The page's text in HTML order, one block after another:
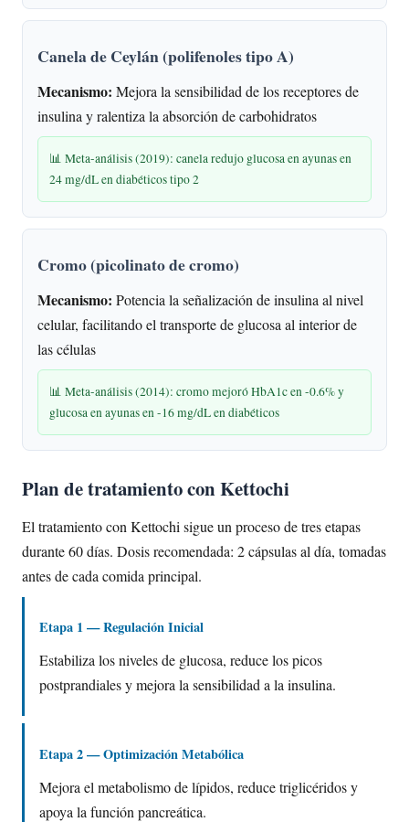
Canela de Ceylán (polifenoles tipo A)
Mecanismo: Mejora la sensibilidad de los receptores de
insulina y ralentiza la absorción de carbohidratos
📊 Meta-análisis (2019): canela redujo glucosa en ayunas en
24 mg/dL en diabéticos tipo 2
Cromo (picolinato de cromo)
Mecanismo: Potencia la señalización de insulina al nivel
celular, facilitando el transporte de glucosa al interior de
las células
📊 Meta-análisis (2014): cromo mejoró HbA1c en -0.6% y
glucosa en ayunas en -16 mg/dL en diabéticos
Plan de tratamiento con Kettochi
El tratamiento con Kettochi sigue un proceso de tres etapas
durante 60 días. Dosis recomendada: 2 cápsulas al día, tomadas
antes de cada comida principal.
Etapa 1 — Regulación Inicial
Estabiliza los niveles de glucosa, reduce los picos
postprandiales y mejora la sensibilidad a la insulina.
Etapa 2 — Optimización Metabólica
Mejora el metabolismo de lípidos, reduce triglicéridos y
apoya la función pancreática.